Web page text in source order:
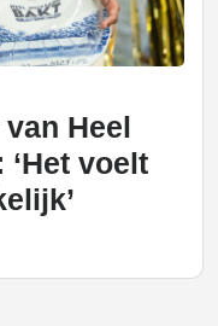
Heel
voelt